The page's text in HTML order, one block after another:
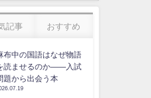
記事 おすすめ
布中の国語はなぜ物語
読ませるのか――入試
題から出会う本